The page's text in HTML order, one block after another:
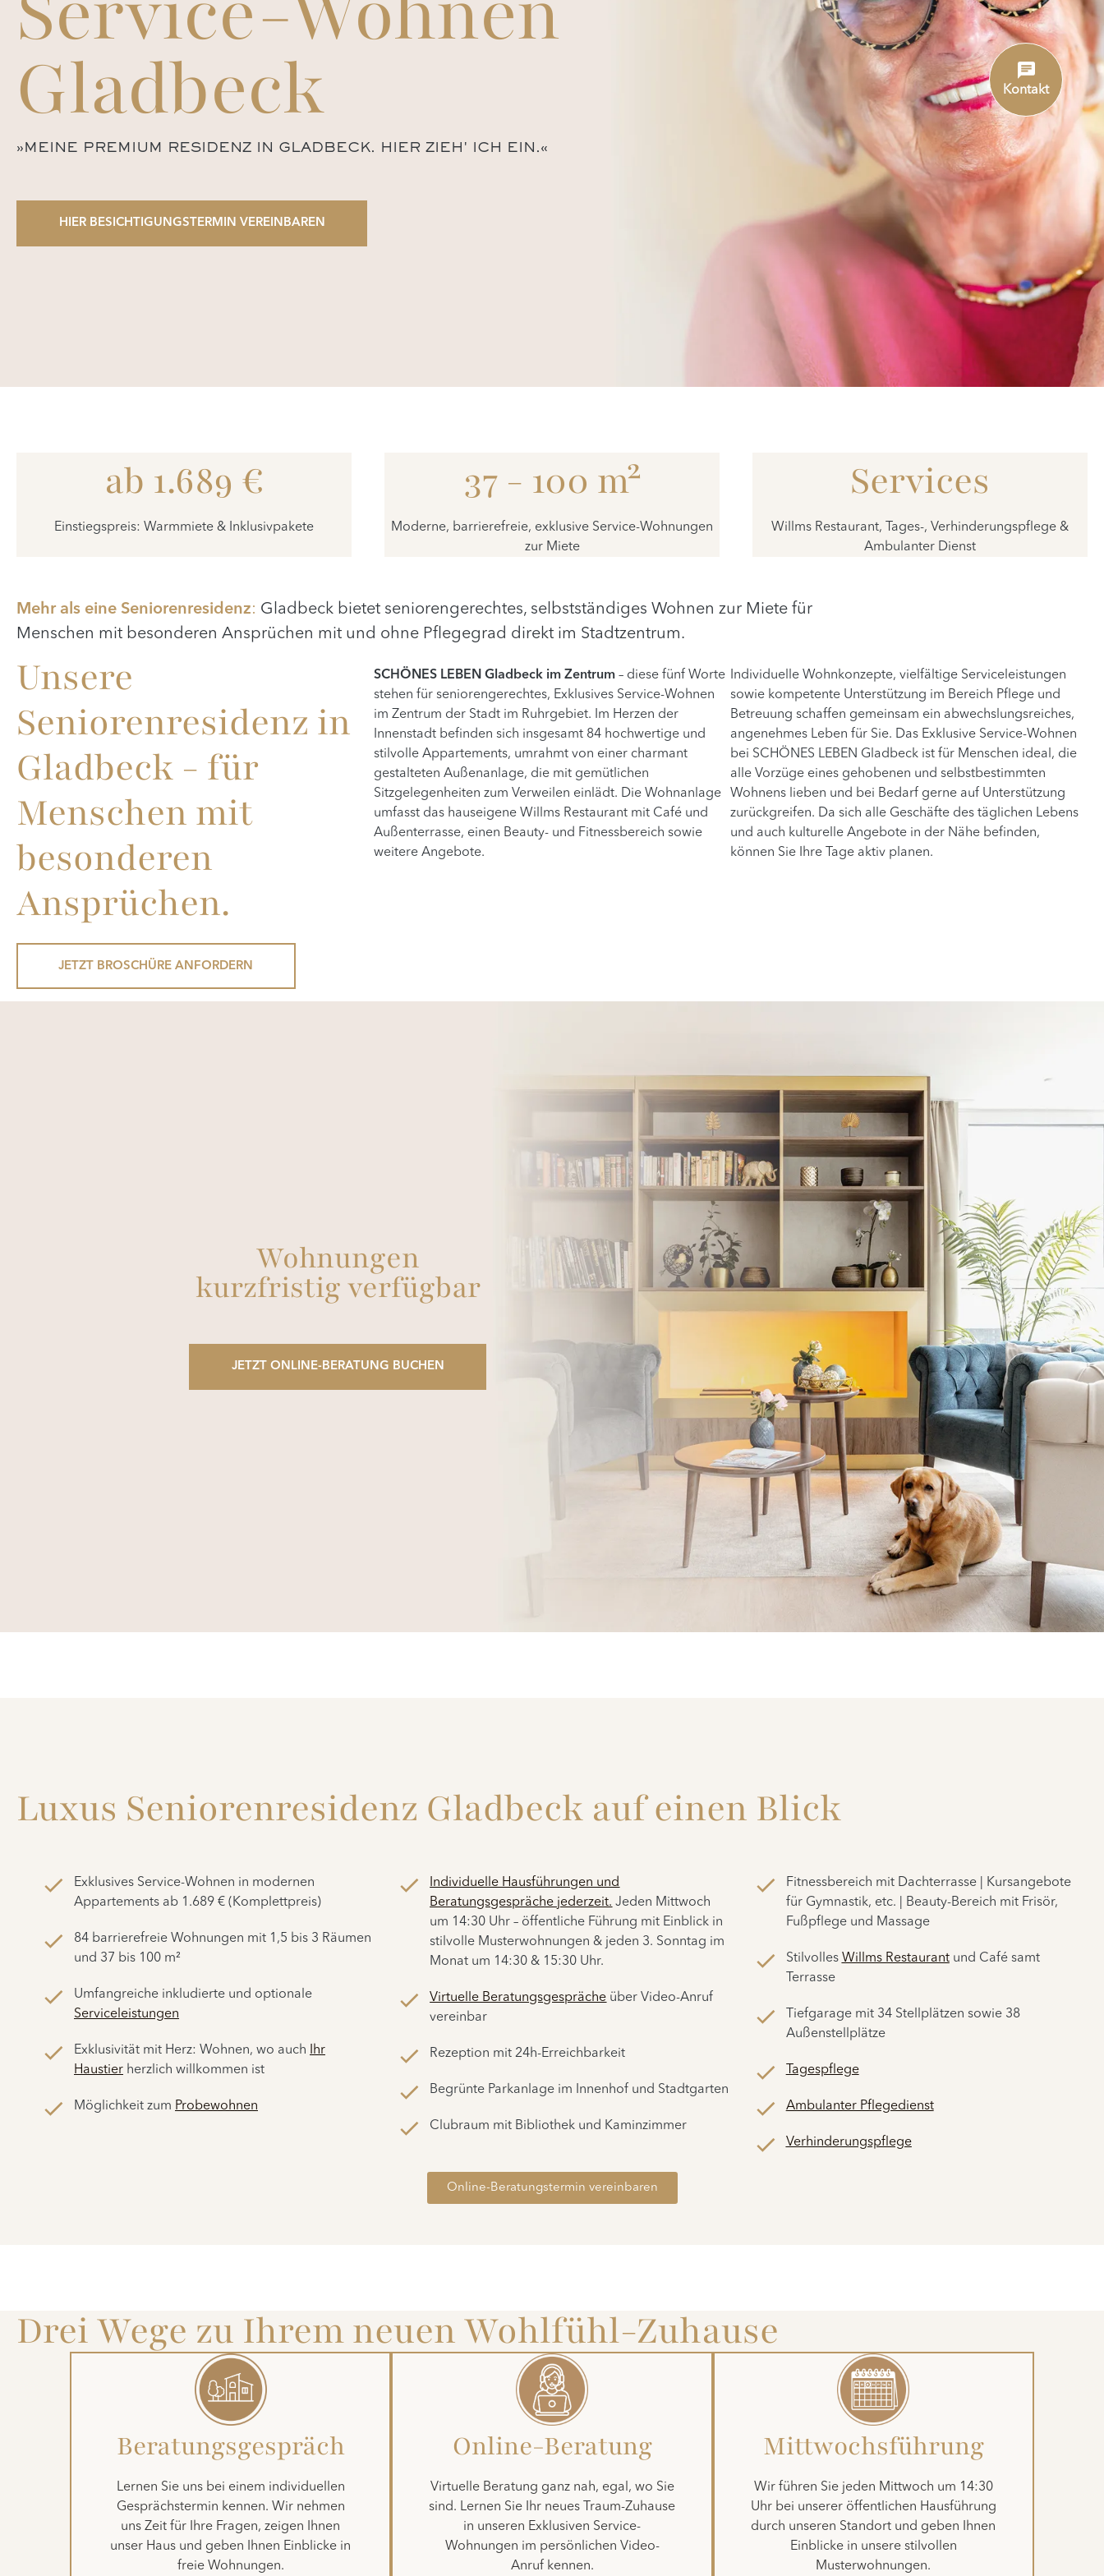
Gladbeck
»MEINE PREMIUM RESIDENZ IN GLADBECK. HIER ZIEH' ICH EIN.«
HIER BESICHTIGUNGSTERMIN VEREINBAREN
ab 1.689 €
Einstiegspreis: Warmmiete & Inklusivpakete
37 - 100 m²
Moderne, barrierefreie, exklusive Service-Wohnungen
zur Miete
Services
Willms Restaurant, Tages-, Verhinderungspflege &
Ambulanter Dienst
Mehr als eine Seniorenresidenz: Gladbeck bietet seniorengerechtes, selbstständiges Wohnen zur Miete für
Menschen mit besonderen Ansprüchen mit und ohne Pflegegrad direkt im Stadtzentrum.
Unsere
Seniorenresidenz in
Gladbeck - für
Menschen mit
besonderen
Ansprüchen.
JETZT BROSCHÜRE ANFORDERN
SCHÖNES LEBEN Gladbeck im Zentrum– diese fünf Worte
stehen für seniorengerechtes, Exklusives Service-Wohnen
im Zentrum der Stadt im Ruhrgebiet. Im Herzen der
Innenstadt befinden sich insgesamt 84 hochwertige und
stilvolle Appartements, umrahmt von einer charmant
gestalteten Außenanlage, die mit gemütlichen
Sitzgelegenheiten zum Verweilen einlädt. Die Wohnanlage
umfasst das hauseigene Willms Restaurant mit Café und
Außenterrasse, einen Beauty- und Fitnessbereich sowie
weitere Angebote.
Individuelle Wohnkonzepte, vielfältige Serviceleistungen
sowie kompetente Unterstützung im Bereich Pflege und
Betreuung schaffen gemeinsam ein abwechslungsreiches,
angenehmes Leben für Sie. Das Exklusive Service-Wohnen
bei SCHÖNES LEBEN Gladbeck ist für Menschen ideal, die
alle Vorzüge eines gehobenen und selbstbestimmten
Wohnens lieben und bei Bedarf gerne auf Unterstützung
zurückgreifen. Da sich alle Geschäfte des täglichen Lebens
und auch kulturelle Angebote in der Nähe befinden,
können Sie Ihre Tage aktiv planen.
Wohnungen
kurzfristig verfügbar
JETZT ONLINE-BERATUNG BUCHEN
Luxus Seniorenresidenz Gladbeck auf einen Blick
Exklusives Service-Wohnen in modernen
Appartements ab 1.689 € (Komplettpreis)
84 barrierefreie Wohnungen mit 1,5 bis 3 Räumen
und 37 bis 100 m²
Umfangreiche inkludierte und optionale
Serviceleistungen
Exklusivität mit Herz: Wohnen, wo auch
Ihr
Haustier herzlich willkommen ist
Möglichkeit zum Probewohnen
Individuelle Hausführungen und
Beratungsgespräche jederzeit. Jeden Mittwoch
um 14:30 Uhr – öffentliche Führung mit Einblick in
stilvolle Musterwohnungen & jeden 3. Sonntag im
Monat um 14:30 & 15:30 Uhr.
Virtuelle Beratungsgespräche über Video-Anruf
vereinbar
Rezeption mit 24h-Erreichbarkeit
Begrünte Parkanlage im Innenhof und Stadtgarten
Clubraum mit Bibliothek und Kaminzimmer
Fitnessbereich mit Dachterrasse | Kursangebote
für Gymnastik, etc. | Beauty-Bereich mit Frisör,
Fußpflege und Massage
Stilvolles Willms Restaurantund Café samt
Terrasse
Tiefgarage mit 34 Stellplätzen sowie 38
Außenstellplätze
Tagespflege
Ambulanter Pflegedienst
Verhinderungspflege
Online-Beratungstermin vereinbaren
Drei Wege zu Ihrem neuen Wohlfühl-Zuhause
Beratungsgespräch
Lernen Sie uns bei einem individuellen
Gesprächstermin kennen. Wir nehmen
uns Zeit für Ihre Fragen, zeigen Ihnen
unser Haus und geben Ihnen Einblicke in
freie Wohnungen.
Online-Beratung
Virtuelle Beratung ganz nah, egal, wo Sie
sind. Lernen Sie Ihr neues Traum-Zuhause
in unseren Exklusiven Service-
Wohnungen im persönlichen Video-
Anruf kennen.
Mittwochsführung
Wir führen Sie jeden Mittwoch um 14:30
Uhr bei unserer öffentlichen Hausführung
durch unseren Standort und geben Ihnen
Einblicke in unsere stilvollen
Musterwohnungen.
Kontakt